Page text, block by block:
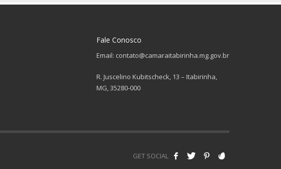
Fale Conosco
Email: contato@camaraitabirinha.mg.gov.br
R. Juscelino Kubitscheck, 13 – Itabirinha,
MG, 35280-000
GET SOCIAL